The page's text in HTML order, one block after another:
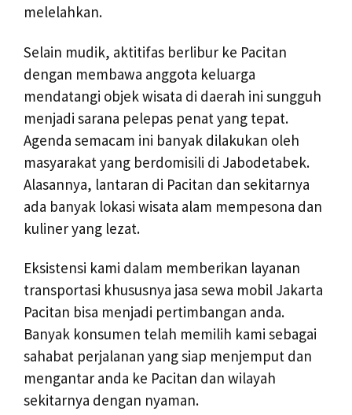
melelahkan.
Selain mudik, aktitifas berlibur ke Pacitan
dengan membawa anggota keluarga
mendatangi objek wisata di daerah ini sungguh
menjadi sarana pelepas penat yang tepat.
Agenda semacam ini banyak dilakukan oleh
masyarakat yang berdomisili di Jabodetabek.
Alasannya, lantaran di Pacitan dan sekitarnya
ada banyak lokasi wisata alam mempesona dan
kuliner yang lezat.
Eksistensi kami dalam memberikan layanan
transportasi khususnya jasa sewa mobil Jakarta
Pacitan bisa menjadi pertimbangan anda.
Banyak konsumen telah memilih kami sebagai
sahabat perjalanan yang siap menjemput dan
mengantar anda ke Pacitan dan wilayah
sekitarnya dengan nyaman.